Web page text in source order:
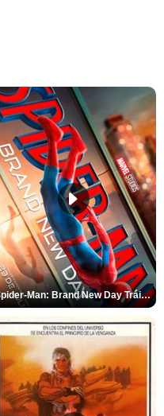
Spider-Man: Brand New Day Tráiler (3)